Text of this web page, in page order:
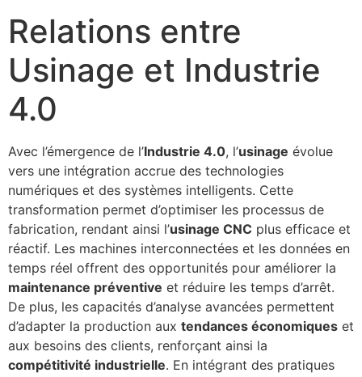
Relations entre
Usinage et Industrie
4.0
Avec l’émergence de l’Industrie 4.0, l’usinage évolue
vers une intégration accrue des technologies
numériques et des systèmes intelligents. Cette
transformation permet d’optimiser les processus de
fabrication, rendant ainsi l’usinage CNC plus efficace et
réactif. Les machines interconnectées et les données en
temps réel offrent des opportunités pour améliorer la
maintenance préventive et réduire les temps d’arrêt.
De plus, les capacités d’analyse avancées permettent
d’adapter la production aux tendances économiques et
aux besoins des clients, renforçant ainsi la
compétitivité industrielle. En intégrant des pratiques